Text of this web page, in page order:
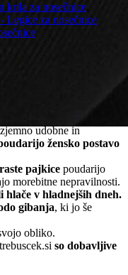
krila za nosečnice
Legice za nosečnice
udobne in
žensko postavo
pajkice poudarijo
morebitne nepravilnosti.
hlače v hladnejših dneh.
gibanja, ki jo še
obliko.
so dobavljive